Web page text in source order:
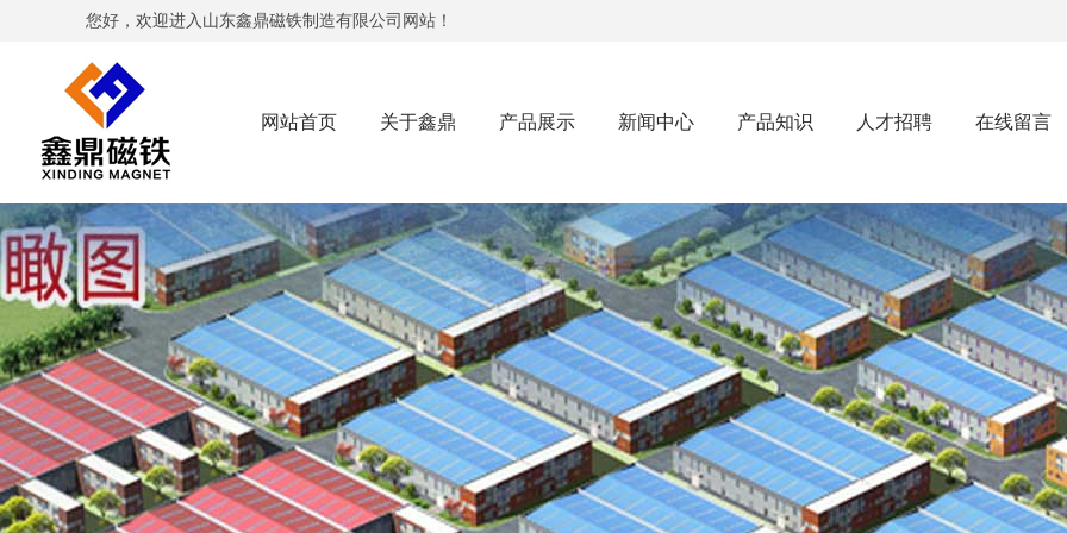
您好，欢迎进入山东鑫鼎磁铁制造有限公司网站！
网站首页 关于鑫鼎 产品展示 新闻中心 产品知识 人才招聘 在线留言